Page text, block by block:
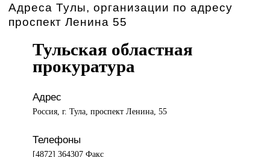
Адреса Тулы, организации по адресу
проспект Ленина 55
Тульская областная
прокуратура
Адрес
Россия, г. Тула, проспект Ленина, 55
Телефоны
[4872] 364307 Факс